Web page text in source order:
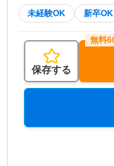
未経験OK 新卒OK
保存する